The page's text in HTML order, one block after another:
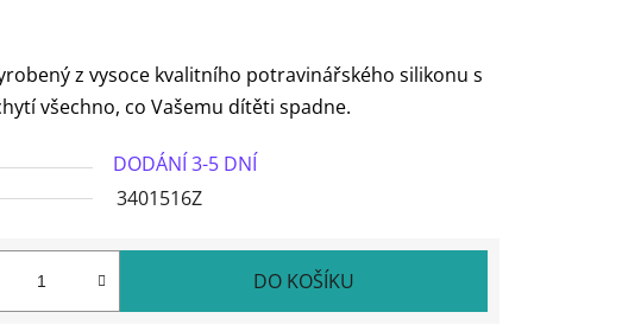
z vysoce kvalitního potravinářského silikonu s
všechno, co Vašemu dítěti spadne.
DODÁNÍ 3-5 DNÍ
3401516Z
DO KOŠÍKU